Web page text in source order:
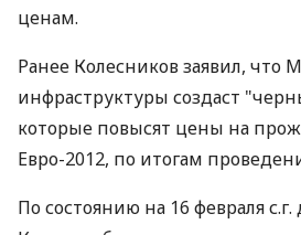
ценам.
Ранее Колесников заявил, что
инфраструктуры создаст
которые повысят цены на
Евро-2012, по итогам
По состоянию на 16 февраля